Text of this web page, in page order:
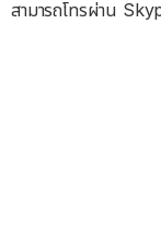
สามารถโทรผ่าน